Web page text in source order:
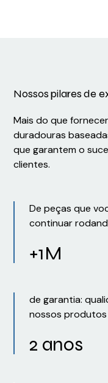
Nossos pilares de
Mais do que
duradouras
que garantem o
clientes.
De peças que
continuar
+1M
de garantia:
nossos produtos
2 anos